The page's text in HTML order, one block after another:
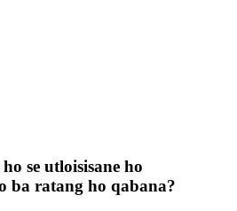
se utloisisane ho
ba ratang ho qabana?